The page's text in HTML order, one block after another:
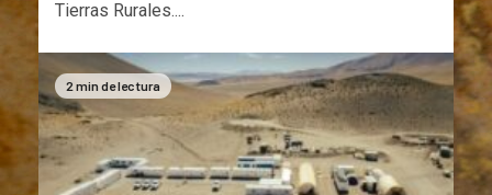
Tierras Rurales....
2 min de lectura